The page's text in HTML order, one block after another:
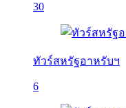
30
ทัวร์สหรัฐอาหรับฯ
6